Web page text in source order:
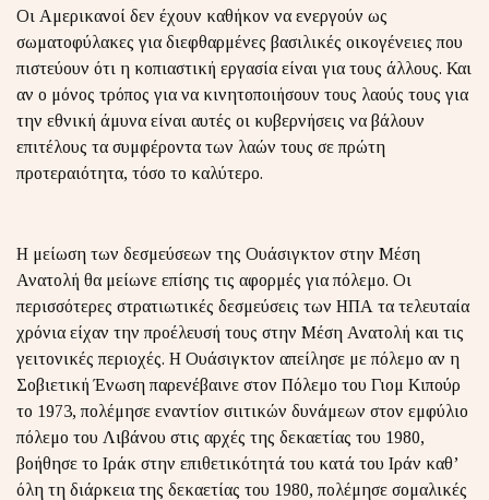
Οι Αμερικανοί δεν έχουν καθήκον να ενεργούν ως
σωματοφύλακες για διεφθαρμένες βασιλικές οικογένειες που
πιστεύουν ότι η κοπιαστική εργασία είναι για τους άλλους. Και
αν ο μόνος τρόπος για να κινητοποιήσουν τους λαούς τους για
την εθνική άμυνα είναι αυτές οι κυβερνήσεις να βάλουν
επιτέλους τα συμφέροντα των λαών τους σε πρώτη
προτεραιότητα, τόσο το καλύτερο.
Η μείωση των δεσμεύσεων της Ουάσιγκτον στην Μέση
Ανατολή θα μείωνε επίσης τις αφορμές για πόλεμο. Οι
περισσότερες στρατιωτικές δεσμεύσεις των ΗΠΑ τα τελευταία
χρόνια είχαν την προέλευσή τους στην Μέση Ανατολή και τις
γειτονικές περιοχές. Η Ουάσιγκτον απείλησε με πόλεμο αν η
Σοβιετική Ένωση παρενέβαινε στον Πόλεμο του Γιομ Κιπούρ
το 1973, πολέμησε εναντίον σιιτικών δυνάμεων στον εμφύλιο
πόλεμο του Λιβάνου στις αρχές της δεκαετίας του 1980,
βοήθησε το Ιράκ στην επιθετικότητά του κατά του Ιράν καθ’
όλη τη διάρκεια της δεκαετίας του 1980, πολέμησε σομαλικές